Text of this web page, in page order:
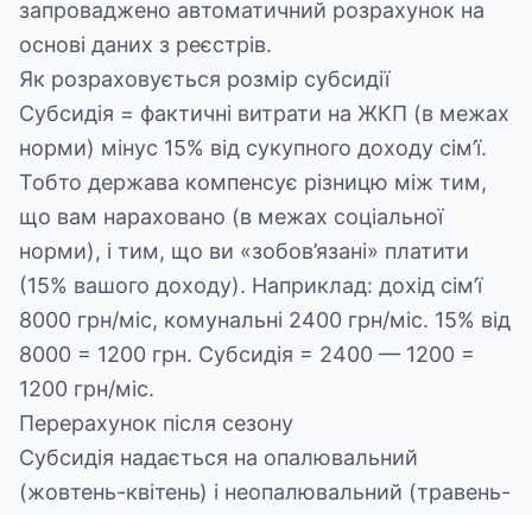
запроваджено автоматичний розрахунок на
основі даних з реєстрів.
Як розраховується розмір субсидії
Субсидія = фактичні витрати на ЖКП (в межах
норми) мінус 15% від сукупного доходу сім’ї.
Тобто держава компенсує різницю між тим,
що вам нараховано (в межах соціальної
норми), і тим, що ви «зобов’язані» платити
(15% вашого доходу). Наприклад: дохід сім’ї
8000 грн/міс, комунальні 2400 грн/міс. 15% від
8000 = 1200 грн. Субсидія = 2400 — 1200 =
1200 грн/міс.
Перерахунок після сезону
Субсидія надається на опалювальний
(жовтень-квітень) і неопалювальний (травень-